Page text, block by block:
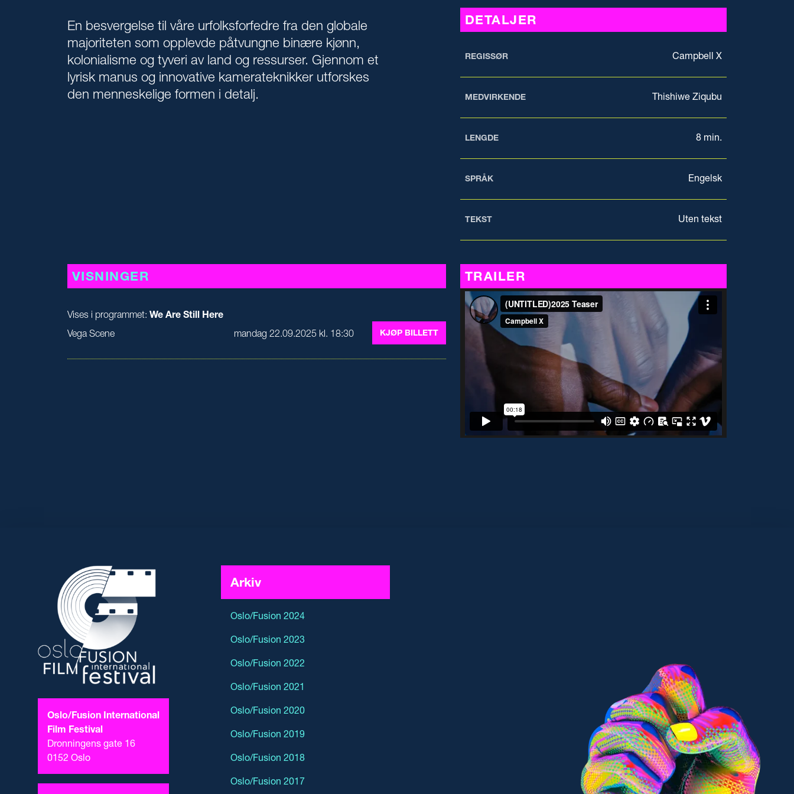
En besvergelse til våre urfolksforfedre fra den globale
majoriteten som opplevde påtvungne binære kjønn,
kolonialisme og tyveri av land og ressurser. Gjennom et
lyrisk manus og innovative kamerateknikker utforskes
den menneskelige formen i detalj.
VISNINGER
Vises i programmet: We Are Still Here
Vega Scene
mandag 22.09.2025 kl. 18:30 KJØP BILLETT
DETALJER
REGISSØR Campbell X
MEDVIRKENDE Thishiwe Ziqubu
LENGDE 8 min.
SPRÅK Engelsk
TEKST Uten tekst
TRAILER
Oslo/Fusion International
Film Festival
Dronningens gate 16
0152 Oslo
Arkiv
Oslo/Fusion 2024
Oslo/Fusion 2023
Oslo/Fusion 2022
Oslo/Fusion 2021
Oslo/Fusion 2020
Oslo/Fusion 2019
Oslo/Fusion 2018
Oslo/Fusion 2017